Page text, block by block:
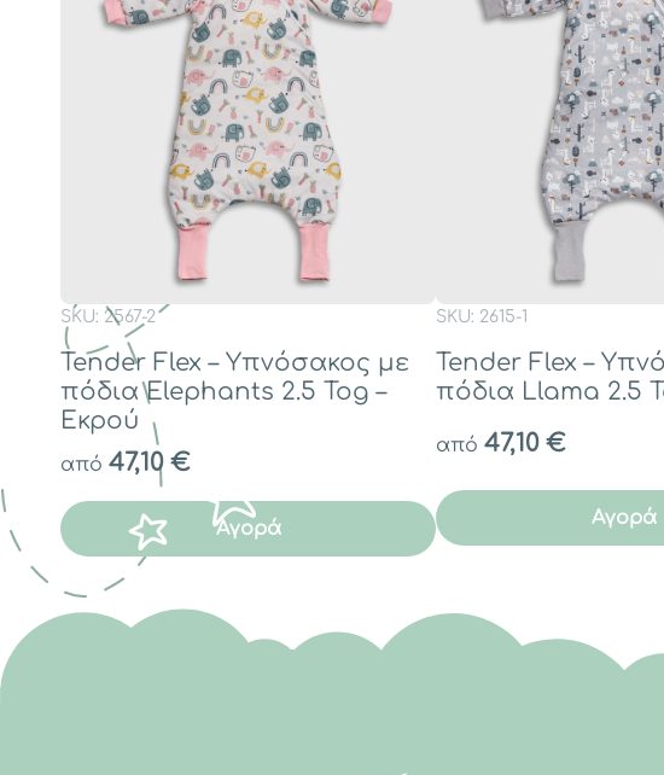
SKU: 2567-2
Tender Flex – Υπνόσακος με
πόδια Elephants 2.5 Tog –
Εκρού
από 47,10 €
Αγορά
SKU: 2615-1
Tender Flex –
πόδια Llama 2.5
από 47,10 €
Αγορά